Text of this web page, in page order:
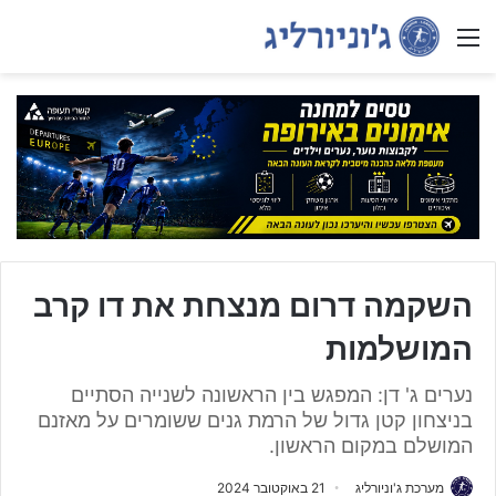
Menu
השקמה דרום מנצחת את דו קרב
המושלמות
נערים ג' דן: המפגש בין הראשונה לשנייה הסתיים
בניצחון קטן גדול של הרמת גנים ששומרים על מאזנם
המושלם במקום הראשון.
מערכת ג'וניורליג 21 באוקטובר 2024